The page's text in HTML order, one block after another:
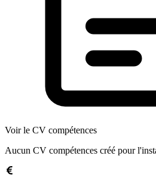
Voir le CV compétences
Aucun CV compétences créé pour